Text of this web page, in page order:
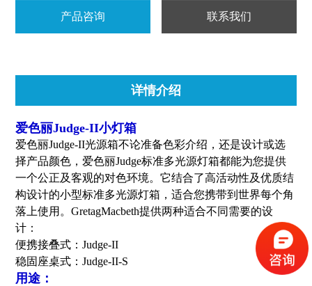
产品咨询 联系我们
详情介绍
爱色丽Judge-II小灯箱
爱色丽Judge-II光源箱不论准备色彩介绍，还是设计或选
择产品颜色，爱色丽Judge标准多光源灯箱都能为您提供
一个公正及客观的对色环境。它结合了高活动性及优质结
构设计的小型标准多光源灯箱，适合您携带到世界每个角
落上使用。GretagMacbeth提供两种适合不同需要的设
计：
便携接叠式：Judge-II
稳固座桌式：Judge-II-S
用途：